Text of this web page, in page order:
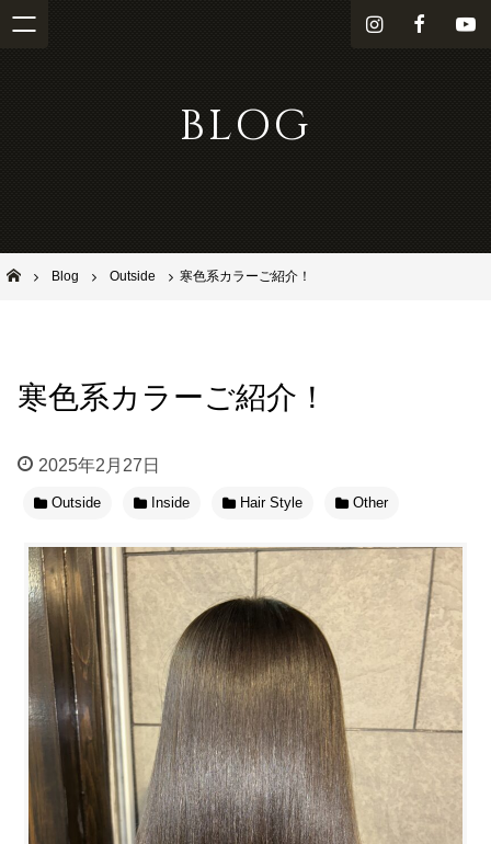
i
Y
BLOG
池田市石橋の美容室ならヘアサロンSolana（ソラーナ）
Blog Outside 寒色系カラーご紹介！
寒色系カラーご紹介！
2025年2月27日
Outside Inside Hair Style Other